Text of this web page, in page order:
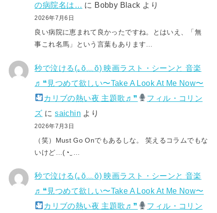
の病院名は… に Bobby Black より
2026年7月6日
良い病院に恵まれて良かったですね。とはいえ、「無
事これ名馬」という言葉もあります…
秒で泣ける(⁠｡⁠ŏ⁠﹏⁠ŏ⁠) 映画ラスト・シーンと 音楽
♬❝見つめて欲しい〜Take A Look At Me Now〜
カリブの熱い夜 主題歌♬❞
フィル・コリン
ズ にsaichin より
2026年7月3日
（笑）Must Go Onでもあるしな。 笑えるコラムでもな
いけど…(⁠◔⁠‿⁠…
秒で泣ける(⁠｡⁠ŏ⁠﹏⁠ŏ⁠) 映画ラスト・シーンと 音楽
♬❝見つめて欲しい〜Take A Look At Me Now〜
カリブの熱い夜 主題歌♬❞
フィル・コリン